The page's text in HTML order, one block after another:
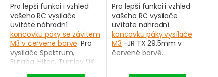
Pro lepší funkci i vzhled
vašeho RC vysílače
uvítáte náhradní
koncovku páky se závitem
M3 v červené barvě. Pro
vysílače Spektrum,
Futaba, Hitec, Turnigy 9X,
Pro lepší funkci i vzhled
vašeho RC vysílače
uvítáte náhradní
koncovku páky vysílače
M3 -JR TX 29,5mm v
červené barvě.